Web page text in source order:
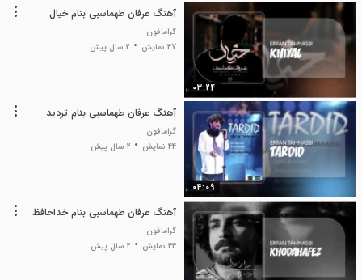
03:24
آهنگ عرفان طهماسبی بنام خیال
گرامافون
47 نمایش
2 سال پیش
04:09
آهنگ عرفان طهماسبی بنام تردید
گرامافون
44 نمایش
2 سال پیش
آهنگ عرفان طهماسبی بنام خداحافظ
گرامافون
44 نمایش
2 سال پیش